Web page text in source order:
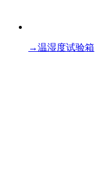
→温湿度试验箱